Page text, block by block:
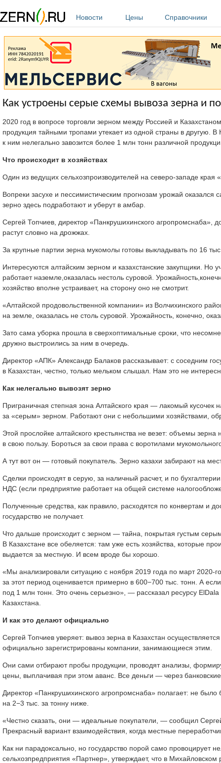
Новости
Цены Справочники
Как устроены серые схемы вывоза зерна и
2020 год в вопросе торговли зерном между Россией и
продукция тайными тропами утекает из одной страны в другую. В
к ним нелегально завозится более 1 млн тонн различной
Что происходит в хозяйствах
Один из ведущих сельхозпроизводителей на северо-западе
Вопреки засухе и пессимистическим прогнозам урожай
зерно здесь подработают и уберут в амбар.
Сергей Топчиев, директор «Панкрушихинского агропромснаба»,
растут словно на дрожжах.
За крупные партии зерна мукомолы готовы выкладывать по 16
Интересуются алтайским зерном и казахстанские закупщики. Но
работает наземле,оказалась нестоль суровой.
хозяйство вполне устраивает, на сторону оно не смотрит.
«Алтайской продовольственной компании» из Волчихинского
на земле, оказалась не столь суровой. Урожайность, конечно,
Зато сама уборка прошла в сверхоптимальные сроки, что
дружно выстроились за ним в очередь.
Директор «АПК» Александр Балаков рассказывает: с соседним
в Казахстан, честно, только мельком слышал. Нам это не
Как нелегально вывозят зерно
Приграничная степная зона Алтайского края — лакомый кусочек
за «серым» зерном. Работают они с небольшими хозяйствами,
Этой прослойке алтайского крестьянства не везет: объемы
в свою пользу. Бороться за свои права с воротилами
А тут вот он — готовый покупатель. Зерно казахи забирают на
Сделки происходят в серую, за наличный расчет, и по
НДС (если предприятие работает на общей системе
Полученные средства, как правило, расходятся по конвертам и
государство не получает.
Что дальше происходит с зерном — тайна, покрытая густым
В Казахстане все обеляется: там уже есть хозяйства, которые
выдается за местную. И всем вроде бы хорошо.
«Мы анализировали ситуацию с ноября 2019 года по март 2020-
за этот период оценивается примерно в 600−700 тыс. тонн. А
под 1 млн тонн. Это очень серьезно», — рассказал ресурсу
Казахстана.
И как это делают официально
Сергей Топчиев уверяет: вывоз зерна в Казахстан
официально зарегистрированы компании, занимающиеся этим.
Они сами отбирают пробы продукции, проводят анализы,
цены, выплачивая при этом аванс. Все деньги — через
Директор «Панкрушихинского агропромснаба» полагает: не
на 2−3 тыс. за тонну ниже.
«Честно сказать, они — идеальные покупатели, — сообщил
Прекрасный вариант взаимодействия, когда местные
Как ни парадоксально, но государство порой само провоцирует
сельхозпредприятия «Партнер», утверждает, что в